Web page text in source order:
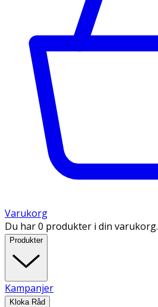
Varukorg
Du har 0 produkter i din varukorg.
Produkter
Kampanjer
Kloka Råd